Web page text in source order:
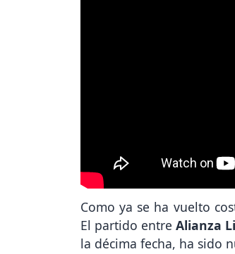
Como ya se ha vuelto
El partido entreAlianza
la décima fecha, ha sido